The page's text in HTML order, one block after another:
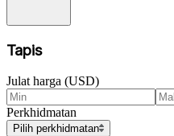
Tapis
Julat harga (USD)
Perkhidmatan
Pilih perkhidmatan